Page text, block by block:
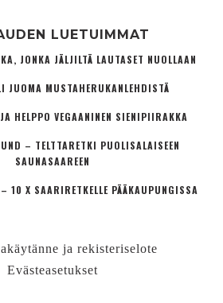
LUETUIMMAT
JONKA JÄLJILTÄ LAUTASET NUOLLAAN
JUOMA MUSTAHERUKANLEHDISTÄ
HELPPO VEGAANINEN SIENIPIIRAKKA
– TELTTARETKI PUOLISALAISEEN
SAUNASAAREEN
10 X SAARIRETKELLE PÄÄKAUPUNGISSA
ja rekisteriselote
Evästeasetukset